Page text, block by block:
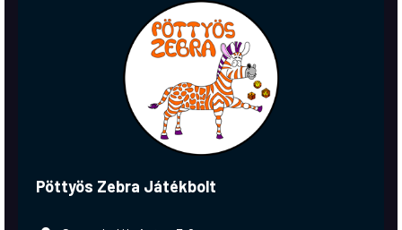
Pöttyös Zebra Játékbolt